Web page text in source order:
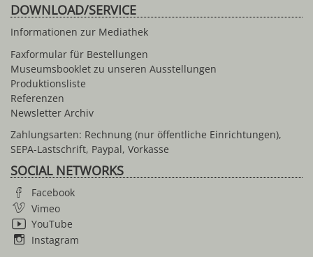
DOWNLOAD/SERVICE
Informationen zur Mediathek
Faxformular für Bestellungen
Museumsbooklet zu unseren Ausstellungen
Produktionsliste
Referenzen
Newsletter Archiv
Zahlungsarten: Rechnung (nur öffentliche Einrichtungen),
SEPA-Lastschrift, Paypal, Vorkasse
SOCIAL NETWORKS
Facebook
Vimeo
YouTube
Instagram